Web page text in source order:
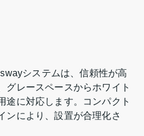
システムは、信頼性が高
グレースペースからホワイト
途に対応します。コンパクト
ンにより、設置が合理化さ